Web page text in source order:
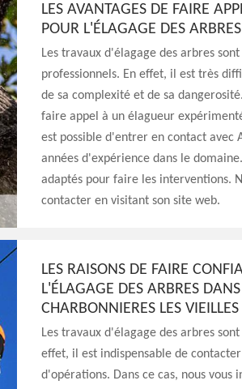
LES AVANTAGES DE FAIRE
POUR L'ÉLAGAGE DES ARBRES
Les travaux d'élagage des arbres
professionnels. En effet, il est très
de sa complexité et de sa
faire appel à un élagueur
est possible d'entrer en contact avec
années d'expérience dans le
adaptés pour faire les interventions.
contacter en visitant son site web.
LES RAISONS DE FAIRE
L'ÉLAGAGE DES ARBRES
CHARBONNIERES LES
Les travaux d'élagage des arbres
effet, il est indispensable de
d'opérations. Dans ce cas, nous